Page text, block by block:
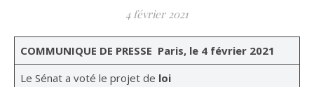
4 février 2021
COMMUNIQUE DE PRESSE Paris, le 4 février 2021
Le Sénat a voté le projet de loi